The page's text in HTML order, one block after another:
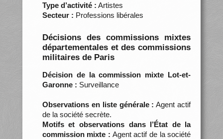
Type d’activité : Artistes
Secteur : Professions libérales
Décisions des commissions mixtes
départementales et des commissions
militaires de Paris
Décision de la commission mixte Lot-et-
Garonne : Surveillance
Observations en liste générale : Agent actif
de la société secrète.
Motifs et observations dans l’État de la
commission mixte : Agent actif de la société